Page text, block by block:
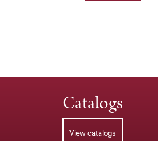
Catalogs
View catalogs